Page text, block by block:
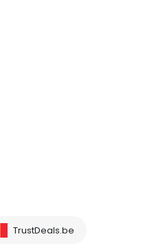
TrustDeals.be